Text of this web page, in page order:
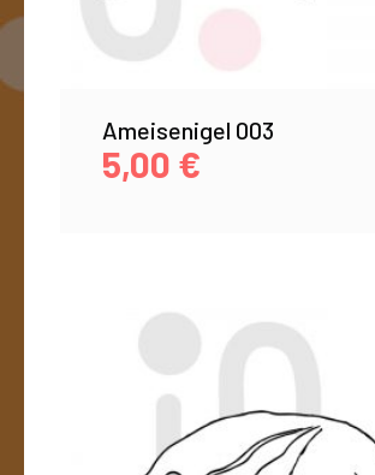
Ameisenigel 003
5,00 €